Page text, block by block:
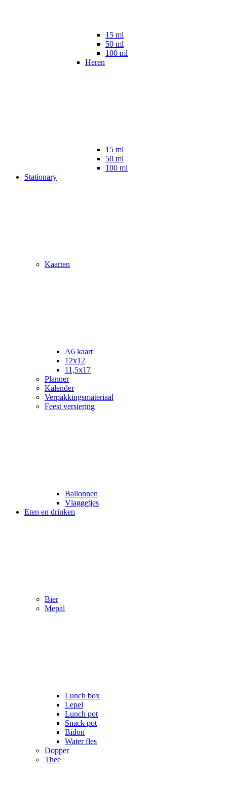
15 ml
50 ml
100 ml
Heren
15 ml
50 ml
100 ml
Stationary
Kaarten
A6 kaart
12x12
11,5x17
Planner
Kalender
Verpakkingsmateriaal
Feest versiering
Ballonnen
Vlaggetjes
Eten en drinken
Bier
Mepal
Lunch box
Lepel
Lunch pot
Snack pot
Bidon
Water fles
Dopper
Thee